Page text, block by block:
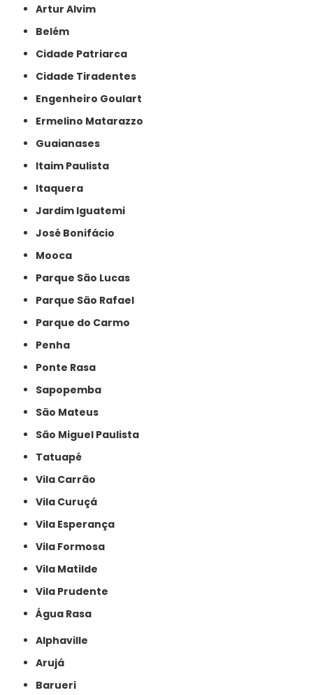
Artur Alvim
Belém
Cidade Patriarca
Cidade Tiradentes
Engenheiro Goulart
Ermelino Matarazzo
Guaianases
Itaim Paulista
Itaquera
Jardim Iguatemi
José Bonifácio
Mooca
Parque São Lucas
Parque São Rafael
Parque do Carmo
Penha
Ponte Rasa
Sapopemba
São Mateus
São Miguel Paulista
Tatuapé
Vila Carrão
Vila Curuçá
Vila Esperança
Vila Formosa
Vila Matilde
Vila Prudente
Água Rasa
Alphaville
Arujá
Barueri